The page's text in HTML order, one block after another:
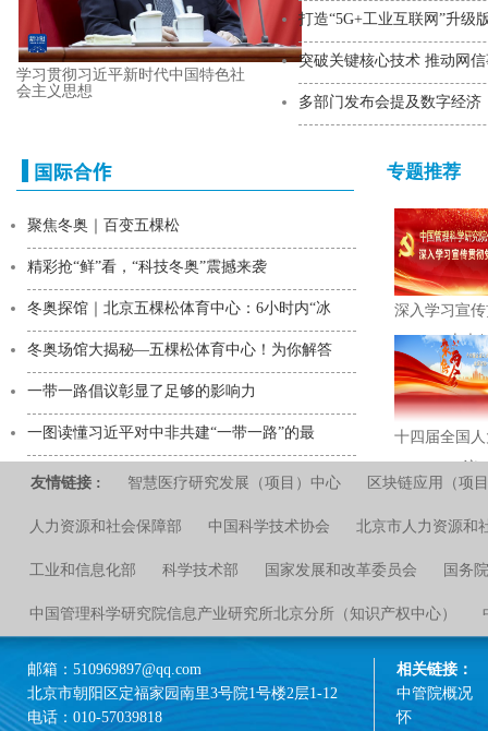
学习贯彻习近平新时代中国特色社
会主义思想
源 持续
打造“5G+工业互联网”升级
突破关键核心技术 推动网
展
多部门发布会提及数字经
聚焦冬奥｜百变五棵松
精彩抢“鲜”看，“科技冬奥”震撼来袭
冬奥探馆｜北京五棵松体育中心：6小时内“冰
篮
冬奥场馆大揭秘—五棵松体育中心！为你解答
一带一路倡议彰显了足够的影响力
一图读懂习近平对中非共建“一带一路”的最
专题推荐
深入学习宣
二十大
十四届全国
议
友情链接 : 智慧医疗研究发展（项目）中心 区块链应用（项
人力资源和社会保障部 中国科学技术协会 北京市人力资源和
工业和信息化部 科学技术部 国家发展和改革委员会 国务
中国管理科学研究院信息产业研究所北京分所（知识产权中心）
邮箱：510969897@qq.com
北京市朝阳区定福家园南里3号院1号楼2层1-12
电话：010-57039818
相关链接：
中管院概况
怀